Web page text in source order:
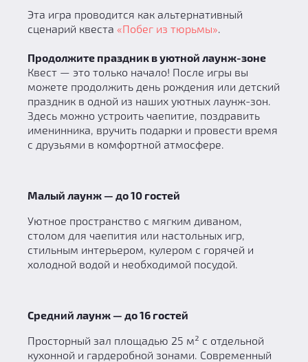
Эта игра проводится как альтернативный
сценарий квеста «Побег из тюрьмы».
Продолжите праздник в уютной лаунж-зоне
Квест — это только начало! После игры вы
можете продолжить день рождения или детский
праздник в одной из наших уютных лаунж-зон.
Здесь можно устроить чаепитие, поздравить
именинника, вручить подарки и провести время
с друзьями в комфортной атмосфере.
Малый лаунж — до 10 гостей
Уютное пространство с мягким диваном,
столом для чаепития или настольных игр,
стильным интерьером, кулером с горячей и
холодной водой и необходимой посудой.
Средний лаунж — до 16 гостей
Просторный зал площадью 25 м² с отдельной
кухонной и гардеробной зонами. Современный